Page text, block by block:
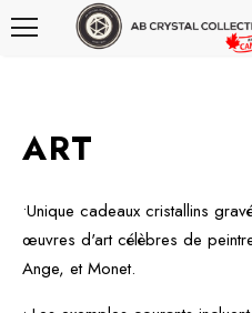
ART
•Unique cadeaux cristallins
œuvres d'art célèbres de
Ange, et Monet.